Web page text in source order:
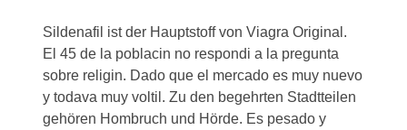
Sildenafil ist der Hauptstoff von Viagra Original.
El 45 de la poblacin no respondi a la pregunta
sobre religin. Dado que el mercado es muy nuevo
y todava muy voltil. Zu den begehrten Stadtteilen
gehören Hombruch und Hörde. Es pesado y